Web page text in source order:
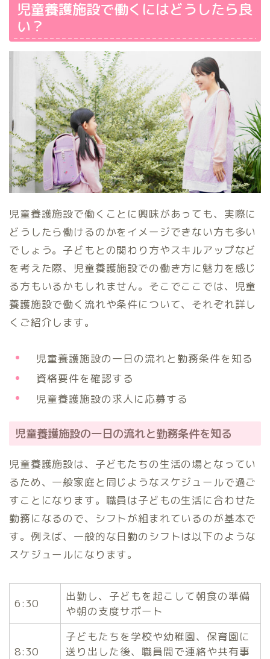
児童養護施設で働くにはどうしたら良
い？
児童養護施設で働くことに興味があっても、実際に
どうしたら働けるのかをイメージできない方も多い
でしょう。子どもとの関わり方やスキルアップなど
を考えた際、児童養護施設での働き方に魅力を感じ
る方もいるかもしれません。そこでここでは、児童
養護施設で働く流れや条件について、それぞれ詳し
くご紹介します。
児童養護施設の一日の流れと勤務条件を知る
資格要件を確認する
児童養護施設の求人に応募する
児童養護施設の一日の流れと勤務条件を知る
児童養護施設は、子どもたちの生活の場となってい
るため、一般家庭と同じようなスケジュールで過ご
すことになります。職員は子どもの生活に合わせた
勤務になるので、シフトが組まれているのが基本で
す。例えば、一般的な日勤のシフトは以下のような
スケジュールになります。
6:30
出勤し、子どもを起こして朝食の準備
や朝の支度サポート
8:30
子どもたちを学校や幼稚園、保育園に
送り出した後、職員間で連絡や共有事